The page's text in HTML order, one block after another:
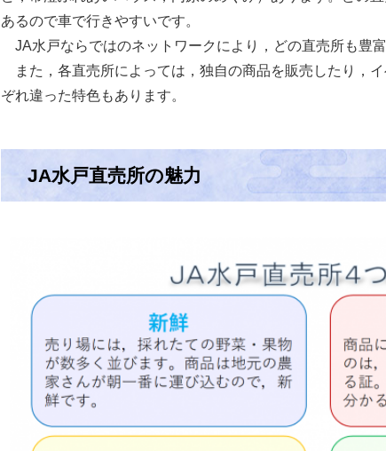
あるので車で行きやすいです。
JA水戸ならではのネットワークにより，どの直売所も豊
また，各直売所によっては，独自の商品を販売したり，
ぞれ違った特色もあります。
JA水戸直売所の魅力